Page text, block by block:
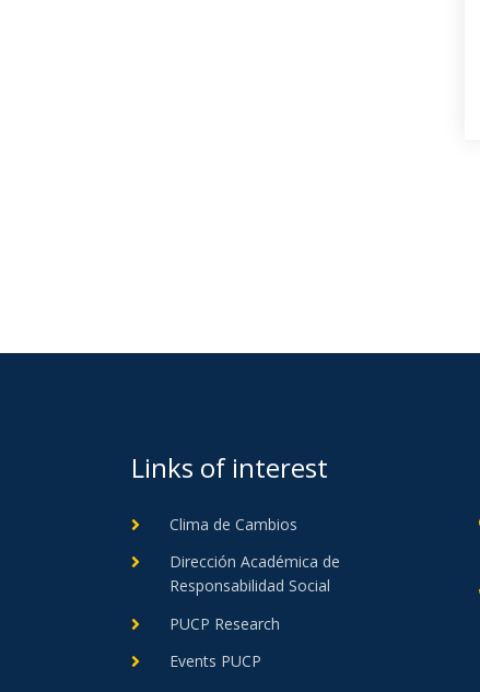
Links of interest
Clima de Cambios
Dirección Académica de
Responsabilidad Social
PUCP Research
Events PUCP